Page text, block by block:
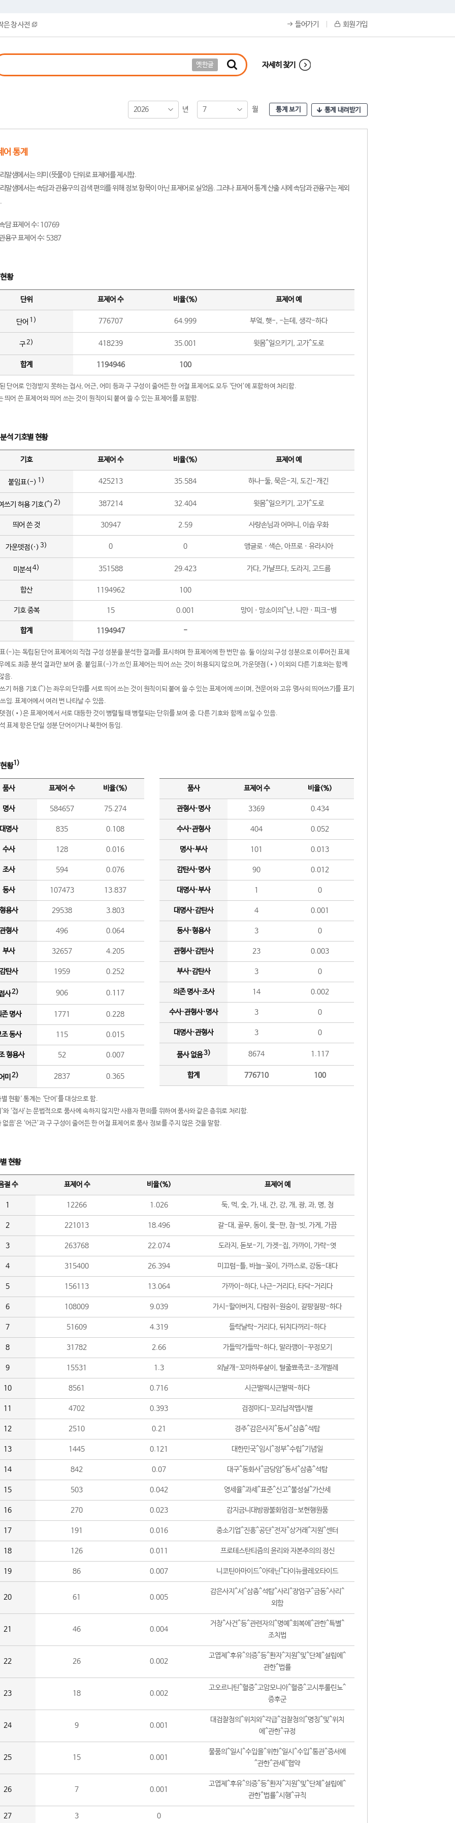
은 창 사전 들어가기 회원 가입
옛한글 자세히 찾기
2026 년 7 월 통계 보기 통계 내려받기
어 통계
말샘에서는 의미(뜻풀이) 단위로 표제어를 제시함.
말샘에서는 속담과 관용구의 검색 편의를 위해 정보 항목이 아닌 표제어로 실었음. 그러나 표제어 통계 산출 시에 속담과 관용구는 제외
담 표제어 수: 10769
용구 표제어 수: 5387
황
단위 표제어 수 비율(%) 표제어 예
단어 1) 776707 64.999 부엌, 햇-, -는데, 생각-하다
구2) 418239 35.001 윗몸^일으키기, 고가^도로
합계 1194946 100
단어로 인정받지 못하는 접사, 어근, 어미 등과 구 구성이 줄어든 한 어절 표제어도 모두 ‘단어’에 포함하여 처리함.
띄어 쓴 표제어와 띄어 쓰는 것이 원칙이되 붙여 쓸 수 있는 표제어를 포함함.
석 기호별 현황
기호 표제어 수 비율(%) 표제어 예
붙임표(-) 1) 425213 35.584 하나-둘, 묵은-지, 도긴-개긴
쓰기 허용 기호(^) 2) 387214 32.404 윗몸^일으키기, 고가^도로
띄어 쓴 것 30947 2.59 사랑손님과 어머니, 이솝 우화
가운뎃점(·) 3) 0 0 앵글로ㆍ색슨, 아프로ㆍ유라시아
미분석 4) 351588 29.423 가다, 가냘프다, 도라지, 고드름
합산 1194962 100
기호 중복 15 0.001 망이ㆍ망소이의^난, 니만ㆍ피크-병
합계 1194947 -
(-)는 독립된 단어 표제어의 직접 구성 성분을 분석한 결과를 표시하며 한 표제어에 한 번만 씀. 둘 이상의 구성 성분으로 이루어진 표제
에도 최종 분석 결과만 보여 줌. 붙임표(-)가 쓰인 표제어는 띄어 쓰는 것이 허용되지 않으며, 가운뎃점(•) 이외의 다른 기호와는 함께
음.
기 허용 기호(^)는 좌우의 단위를 서로 띄어 쓰는 것이 원칙이되 붙여 쓸 수 있는 표제어에 쓰이며, 전문어와 고유 명사의 띄어쓰기를 표기
임. 표제어에서 여러 번 나타날 수 있음.
점(•)은 표제어에서 서로 대등한 것이 병렬될 때 병렬되는 단위를 보여 줌. 다른 기호와 함께 쓰일 수 있음.
표제 항은 단일 성분 단어이거나 북한어 등임.
황1)
품사 표제어 수 비율(%)
명사 584657 75.274
명사 835 0.108
수사 128 0.016
조사 594 0.076
동사 107473 13.837
용사 29538 3.803
형사 496 0.064
부사 32657 4.205
탄사 1959 0.252
사2) 906 0.117
존 명사 1771 0.228
조 동사 115 0.015
형용사 52 0.007
미 2) 2837 0.365
품사 표제어 수 비율(%)
관형사·명사 3369 0.434
수사·관형사 404 0.052
명사·부사 101 0.013
감탄사·명사 90 0.012
대명사·부사 1 0
대명사·감탄사 4 0.001
동사·형용사 3 0
관형사·감탄사 23 0.003
부사·감탄사 3 0
의존 명사·조사 14 0.002
수사·관형사·명사 3 0
대명사·관형사 3 0
품사 없음3) 8674 1.117
합계 776710 100
현황' 통계는 '단어'를 대상으로 함.
와 ‘접사’는 문법적으로 품사에 속하지 않지만 사용자 편의를 위하여 품사와 같은 층위로 처리함.
없음’은 ‘어근’과 구 구성이 줄어든 한 어절 표제어로 품사 정보를 주지 않은 것을 말함.
현황
절 수 표제어 수 비율(%) 표제어 예
1 12266 1.026 둑, 먹, 숯, 가, 내, 간, 강, 개, 광, 과, 명, 청
2 221013 18.496 갈-대, 골무, 동이, 윷-판, 참-빗, 가게, 가끔
3 263768 22.074 도라지, 돋보-기, 가겟-집, 가까이, 가락-엿
4 315400 26.394 미끄럼-틀, 바늘-꽂이, 가까스로, 강동-대다
5 156113 13.064 가까이-하다, 나근-거리다, 타닥-거리다
6 108009 9.039 가시-할아버지, 다람쥐-원숭이, 갈팡질팡-하다
7 51609 4.319 들락날락-거리다, 뒤치다꺼리-하다
8 31782 2.66 가들막가들막-하다, 말라깽이-꾸정모기
9 15531 1.3 외날개-꼬마하루살이, 털줄뾰족코-조개벌레
10 8561 0.716 시근벌떡시근벌떡-하다
11 4702 0.393 검정마디-꼬리납작맵시벌
12 2510 0.21 경주^감은사지^동서^삼층^석탑
13 1445 0.121 대한민국^임시^정부^수립^기념일
14 842 0.07 대구^동화사^금당암^동서^삼층^석탑
15 503 0.042 영세율^과세^표준^신고^불성실^가산세
16 270 0.023 감지금니대방광불화엄경-보현행원품
17 191 0.016 중소기업^진흥^공단^전자^상거래^지원^센터
18 126 0.011 프로테스탄티즘의 윤리와 자본주의의 정신
19 86 0.007 니코틴아마이드^아데닌^다이뉴클레오타이드
20 61 0.005
감은사지^서^삼층^석탑^사리^장엄구^금동^사리^
외함
21 46 0.004
거창^사건^등^관련자의^명예^회복에^관한^특별^
조치법
22 26 0.002
고엽제^후유^의증^등^환자^지원^및^단체^설립에^
관한^법률
23 18 0.002
고오르니틴^혈증^고암모니아^혈증^고시투룰린뇨^
증후군
24 9 0.001
대검찰청의^위치와^각급^검찰청의^명칭^및^위치
에^관한^규정
25 15 0.001
물품의^일시^수입을^위한^일시^수입^통관^증서에
^관한^관세^협약
26 7 0.001
고엽제^후유^의증^등^환자^지원^및^단체^설립에^
관한^법률^시행^규칙
27 3 0